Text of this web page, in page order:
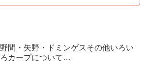
野間・矢野・ドミンゲスその他いろい
ろカープについて…